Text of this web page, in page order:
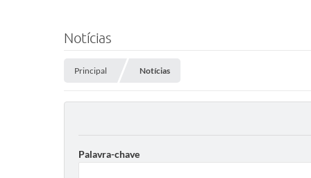
Notícias
Principal Notícias
Palavra-chave